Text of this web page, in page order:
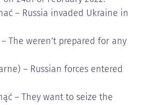
– Russia invaded Ukraine in
The weren’t prepared for any
– Russian forces entered
– They want to seize the